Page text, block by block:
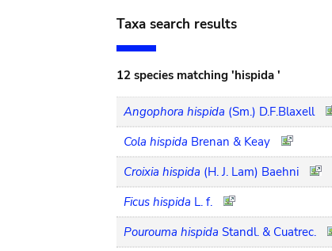
Taxa search results
12 species matching 'hispida '
Angophora hispida (Sm.) D.F.Blaxell
Cola hispida Brenan & Keay
Croixia hispida (H. J. Lam) Baehni
Ficus hispida L. f.
Pourouma hispida Standl. & Cuatrec.